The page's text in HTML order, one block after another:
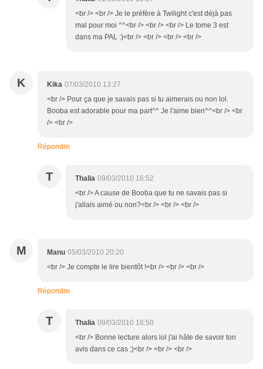
<br /> <br /> Je le préfère à Twilight c'est déjà pas
mal pour moi ^^<br /> <br /> <br /> Le tome 3 est
dans ma PAL :)<br /> <br /> <br /> <br />
K Kika 07/03/2010 13:27
<br /> Pour ça que je savais pas si tu aimerais ou non lol.
Booba est adorable pour ma part^^ Je l'aime bien^^<br /> <br
/> <br />
Répondre
T Thalia 09/03/2010 16:52
<br /> A cause de Booba que tu ne savais pas si
j'allais aimé ou non?<br /> <br /> <br />
M Manu 05/03/2010 20:20
<br /> Je compte le lire bientôt !<br /> <br /> <br />
Répondre
T Thalia 09/03/2010 16:50
<br /> Bonne lecture alors lol j'ai hâte de savoir ton
avis dans ce cas ;)<br /> <br /> <br />